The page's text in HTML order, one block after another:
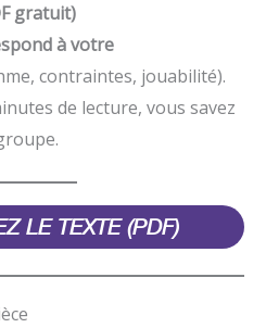
gratuit)
à votre
contraintes, jouabilité).
de lecture, vous savez
LE TEXTE (PDF)